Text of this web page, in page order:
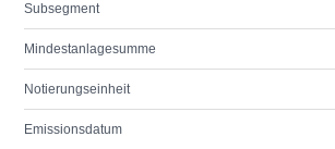
Subsegment
Mindestanlagesumme
Notierungseinheit
Emissionsdatum